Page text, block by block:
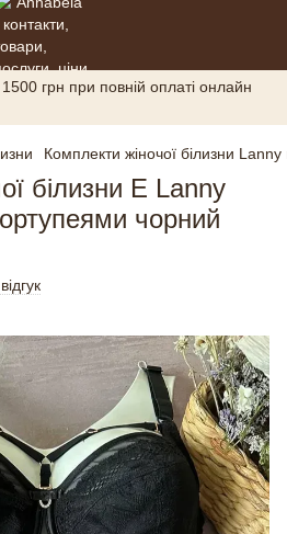
грн при повній оплаті онлайн
Комплекти жіночої білизни
білизни E Lanny
чорний